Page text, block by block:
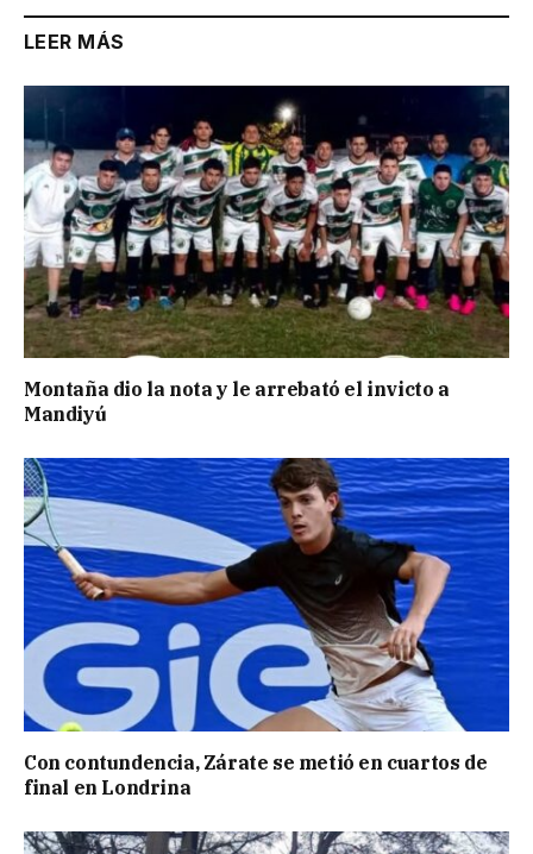
LEER MÁS
Montaña dio la nota y le arrebató el invicto a
Mandiyú
Con contundencia, Zárate se metió en cuartos de
final en Londrina